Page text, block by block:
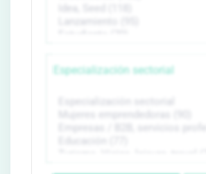
Especialización sectorial